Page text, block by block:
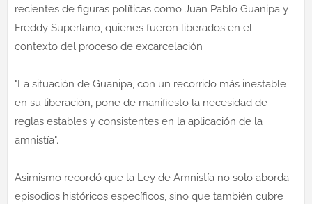
recientes de figuras políticas como Juan Pablo Guanipa y
Freddy Superlano, quienes fueron liberados en el
contexto del proceso de excarcelación
"La situación de Guanipa, con un recorrido más inestable
en su liberación, pone de manifiesto la necesidad de
reglas estables y consistentes en la aplicación de la
amnistía".
Asimismo recordó que la Ley de Amnistía no solo aborda
episodios históricos específicos, sino que también cubre